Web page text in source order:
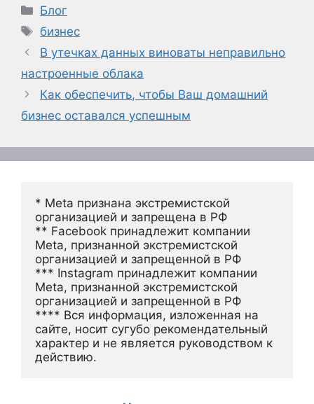
Рубрики
Блог
Метки
бизнес
В утечках данных виноваты неправильно
настроенные облака
Как обеспечить, чтобы Ваш домашний
бизнес оставался успешным
* Meta признана экстремистской
организацией и запрещена в РФ
** Facebook принадлежит компании
Meta, признанной экстремистской
организацией и запрещенной в РФ
*** Instagram принадлежит компании
Meta, признанной экстремистской
организацией и запрещенной в РФ
**** Вся информация, изложенная на
сайте, носит сугубо рекомендательный
характер и не является руководством к
действию.